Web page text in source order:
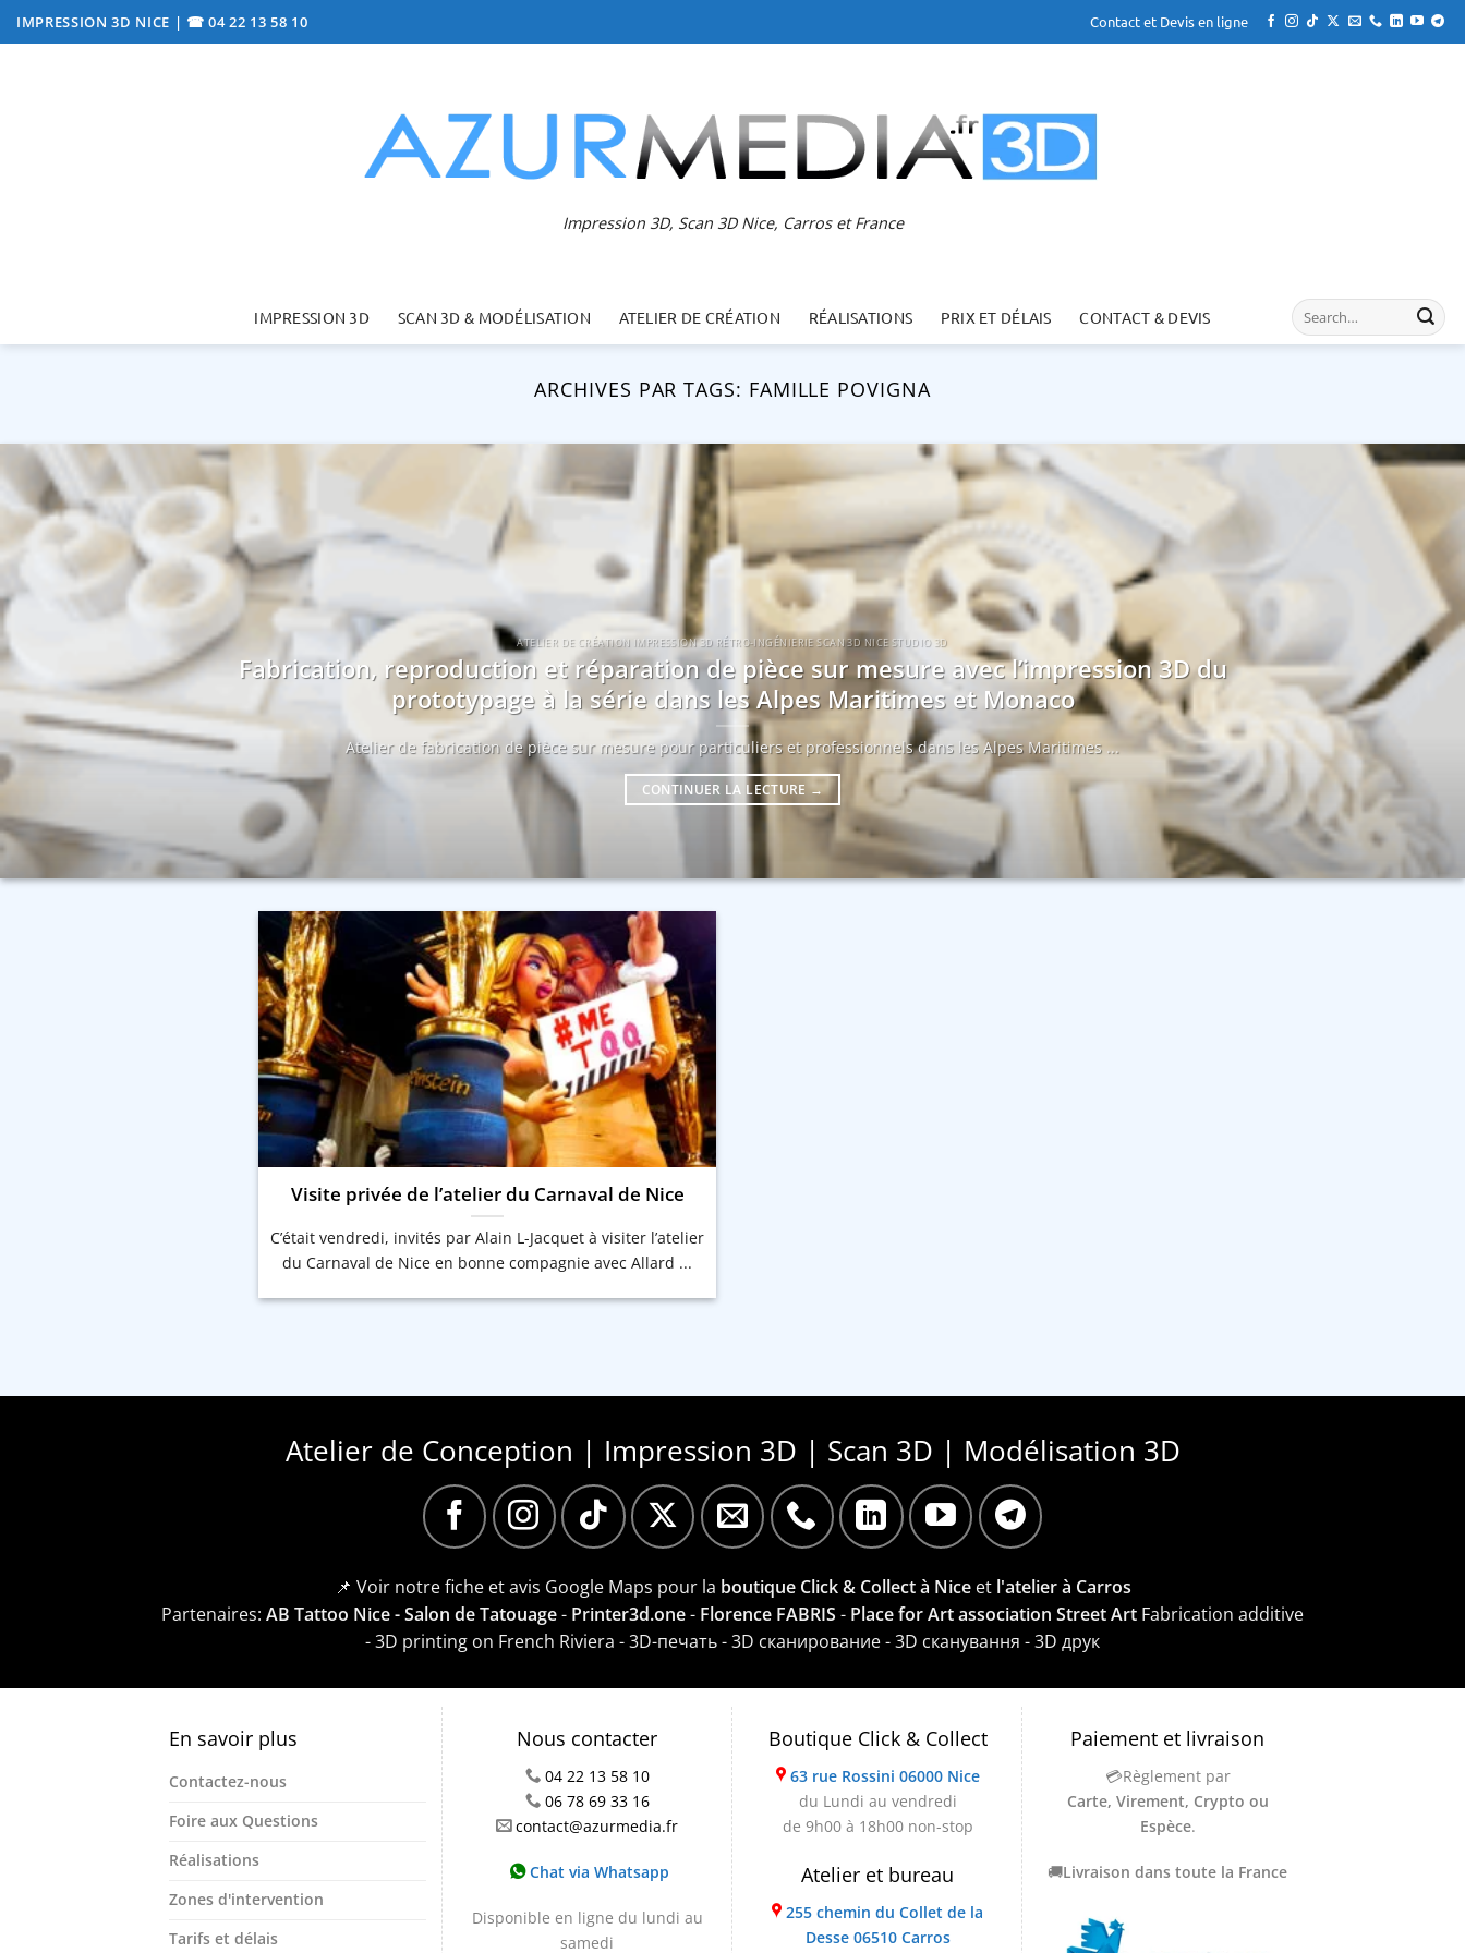
Passer
au
IMPRESSION 3D NICE | ☎ 04 22 13 58 10 Contact et Devis en ligne
Impression 3D, Scan 3D Nice, Carros et France
IMPRESSION 3D SCAN 3D & MODÉLISATION ATELIER DE CRÉATION RÉALISATIONS PRIX ET DÉLAIS CONTACT & DEVIS
ARCHIVES PAR TAGS: FAMILLE POVIGNA
ATELIER DE CRÉATION IMPRESSION 3D RÉTRO-INGÉNIERIE SCAN 3D NICE STUDIO 3D
Fabrication, reproduction et réparation de pièce sur mesure avec l’impression 3D du
prototypage à la série dans les Alpes Maritimes et Monaco
Atelier de fabrication de pièce sur mesure pour particuliers et professionnels dans les Alpes Maritimes ...
CONTINUER LA LECTURE →
Visite privée de l’atelier du Carnaval de Nice
C’était vendredi, invités par Alain L-Jacquet à visiter l’atelier
du Carnaval de Nice en bonne compagnie avec Allard ...
Atelier de Conception | Impression 3D | Scan 3D | Modélisation 3D
📌 Voir notre fiche et avis Google Maps pour la boutique Click & Collect à Niceet l'atelier à Carros
Partenaires: AB Tattoo Nice - Salon de Tatouage- Printer3d.one- Florence FABRIS - Place for Art association Street Art Fabrication additive
- 3D printing on French Riviera - 3D-печать - 3D сканирование - 3D сканування - 3D друк
En savoir plus
Contactez-nous
Foire aux Questions
Réalisations
Zones d'intervention
Tarifs et délais
Nous contacter
04 22 13 58 10
06 78 69 33 16
contact@azurmedia.fr
Chat via Whatsapp
Disponible en ligne du lundi au
samedi
Boutique Click & Collect
63 rue Rossini 06000 Nice
du Lundi au vendredi
de 9h00 à 18h00 non-stop
Atelier et bureau
255 chemin du Collet de la
Desse 06510 Carros
Paiement et livraison
💳Règlement par
Carte, Virement, Crypto ou
Espèce.
🚚Livraison dans toute la France